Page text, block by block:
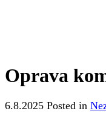
Oprava
6.8.2025 Posted in